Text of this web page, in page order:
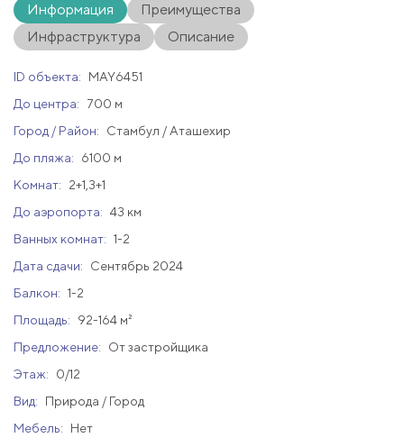
Информация
Преимущества
Инфраструктура
Описание
ID объекта:
MAY6451
До центра:
700 м
Город / Район:
Стамбул / Аташехир
До пляжа:
6100 м
Комнат:
2+1,3+1
До аэропорта: 43 км
Ванных комнат: 1-2
Дата сдачи:
Сентябрь 2024
Балкон: 1-2
Площадь:
92-164 м²
Предложение:
От застройщика
Этаж:
0/12
Вид:
Природа / Город
Мебель:
Нет